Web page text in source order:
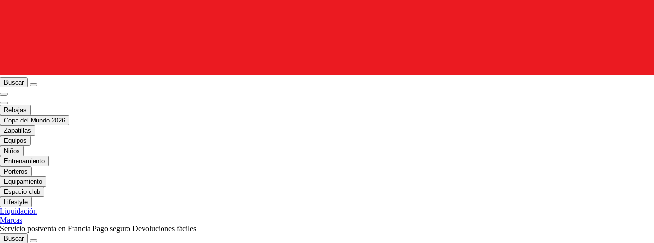
Buscar
Rebajas
Copa del Mundo 2026
Zapatillas
Equipos
Niños
Entrenamiento
Porteros
Equipamiento
Espacio club
Lifestyle
Liquidación
Marcas
Servicio postventa en Francia Pago seguro Devoluciones fáciles
Buscar